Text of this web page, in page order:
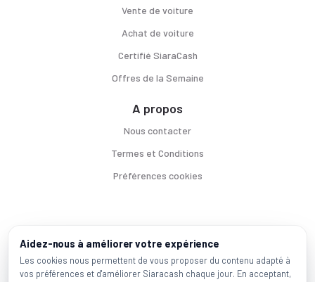
Vente de voiture
Achat de voiture
Certifié SiaraCash
Offres de la Semaine
A propos
Nous contacter
Termes et Conditions
Préférences cookies
Voitures par ville
Casablanca | | Mohammadia |Salé | |
Marques populaires
Aidez-nous à améliorer votre expérience
Les cookies nous permettent de vous proposer du contenu adapté à
vos préférences et d'améliorer Siaracash chaque jour. En acceptant,